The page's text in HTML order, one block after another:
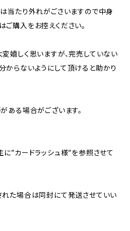
当たり外れがごさいますので中身
購入をお控えください。
嬉しく思いますが、完売していない
からないようにして頂けると助かり
ある場合がございます。
”カードラッシュ様”を参照させて
れた場合は同封にて発送させていい